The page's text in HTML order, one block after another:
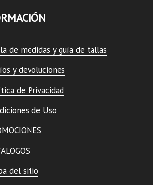
de medidas y guía de tallas
y devoluciones
de Privacidad
de Uso
del sitio